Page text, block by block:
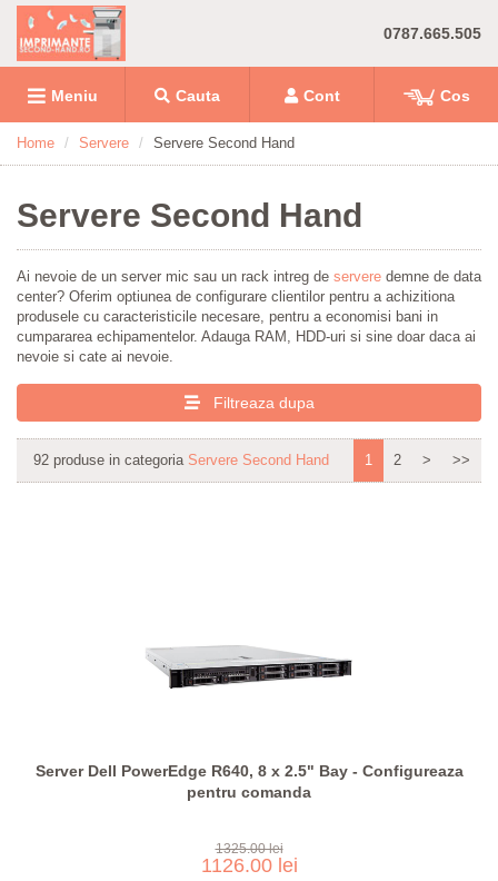
0787.665.505
Meniu Cauta Cont Cos
Home Servere Servere Second Hand
Servere Second Hand
Ai nevoie de un server mic sau un rack intreg de servere demne de data
center? Oferim optiunea de configurare clientilor pentru a achizitiona
produsele cu caracteristicile necesare, pentru a economisi bani in
cumpararea echipamentelor. Adauga RAM, HDD-uri si sine doar daca ai
nevoie si cate ai nevoie.
Filtreaza dupa
92 produse in categoria Servere Second Hand 1 2 > >>
Server Dell PowerEdge R640, 8 x 2.5" Bay - Configureaza
pentru comanda
1325.00 lei
1126.00 lei